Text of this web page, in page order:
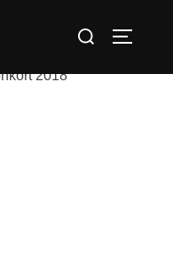
Søg
2018